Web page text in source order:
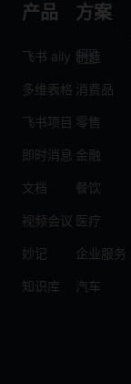
产品
飞书 aily
多维表格
飞书项目
即时消息
文档
视频会议
妙记
知识库
方案
制造
消费品
零售
金融
餐饮
医疗
企业服务
汽车